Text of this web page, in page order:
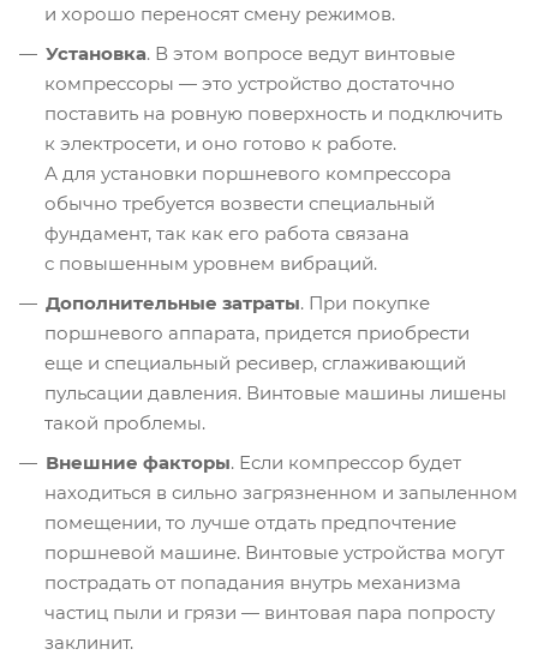
и хорошо переносят смену режимов.
Установка. В этом вопросе ведут винтовые
компрессоры — это устройство достаточно
поставить на ровную поверхность и подключить
к электросети, и оно готово к работе.
А для установки поршневого компрессора
обычно требуется возвести специальный
фундамент, так как его работа связана
с повышенным уровнем вибраций.
Дополнительные затраты. При покупке
поршневого аппарата, придется приобрести
еще и специальный ресивер, сглаживающий
пульсации давления. Винтовые машины лишены
такой проблемы.
Внешние факторы. Если компрессор будет
находиться в сильно загрязненном и запыленном
помещении, то лучше отдать предпочтение
поршневой машине. Винтовые устройства могут
пострадать от попадания внутрь механизма
частиц пыли и грязи — винтовая пара попросту
заклинит.